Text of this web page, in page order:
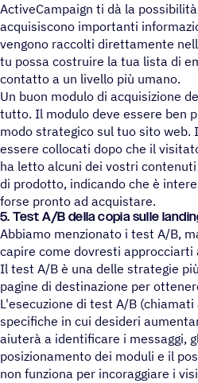
ActiveCampaign ti dà la
acquisiscono importanti
vengono raccolti direttamente
tu possa costruire la tua lista di
contatto a un livello più umano.
Un buon modulo di acquisizione
tutto. Il modulo deve essere ben
modo strategico sul tuo sito web.
essere collocati dopo che il
ha letto alcuni dei vostri
di prodotto, indicando che è
forse pronto ad acquistare.
5. Test A/B della copia sulle
Abbiamo menzionato i test A/B,
capire come dovresti approcciarti
Il test A/B è una delle strategie
pagine di destinazione per
L'esecuzione di test A/B
specifiche in cui desideri
aiuterà a identificare i messaggi,
posizionamento dei moduli e il
non funziona per incoraggiare i